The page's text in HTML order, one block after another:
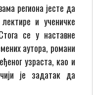
региона јесте да
и ученичке
се у наставне
аутора, романи
узраста, као и
је задатак да